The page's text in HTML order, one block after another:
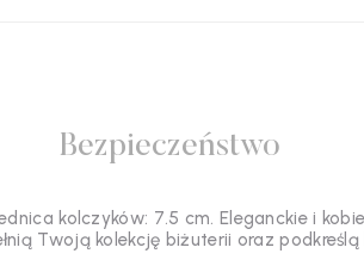
Bezpieczeństwo
kolczyków: 7.5 cm. Eleganckie i
Twoją kolekcję biżuterii oraz